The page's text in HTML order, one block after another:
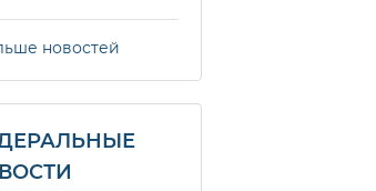
новостей